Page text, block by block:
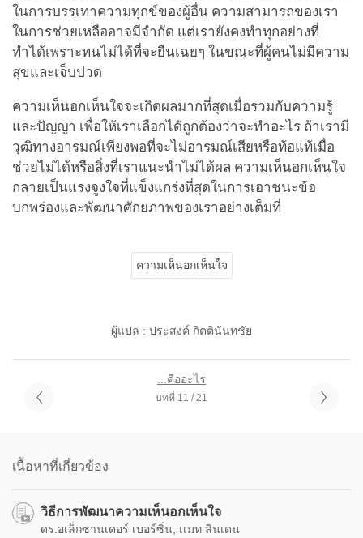
ในการบรรเทาความทุกข์ของผู้อื่น ความสามารถของเรา
ในการช่วยเหลืออาจมีจำกัด แต่เรายังคงทำทุกอย่างที่
ทำได้เพราะทนไม่ได้ที่จะยืนเฉยๆ ในขณะที่ผู้คนไม่มีความ
สุขและเจ็บปวด
ความเห็นอกเห็นใจจะเกิดผลมากที่สุดเมื่อรวมกับความรู้
และปัญญา เพื่อให้เราเลือกได้ถูกต้องว่าจะทำอะไร ถ้าเรามี
วุฒิทางอารมณ์เพียงพอที่จะไม่อารมณ์เสียหรือท้อแท้เมื่อ
ช่วยไม่ได้หรือสิ่งที่เราแนะนำไม่ได้ผล ความเห็นอกเห็นใจ
กลายเป็นแรงจูงใจที่แข็งแกร่งที่สุดในการเอาชนะข้อ
บกพร่องและพัฒนาศักยภาพของเราอย่างเต็มที่
ความเห็นอกเห็นใจ
ผู้แปล : ประสงค์ กิตตินันทชัย
...คืออะไร
บทที่ 11 / 21
เนื้อหาที่เกี่ยวข้อง
วิธีการพัฒนาความเห็นอกเห็นใจ
ดร.อเล็กซานเดอร์ เบอร์ซิ่น, เเมท ลินเดน